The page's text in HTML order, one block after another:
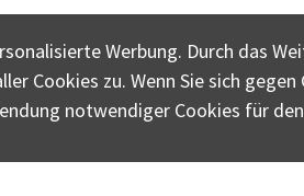
Werbung. Durch das
Cookies zu. Wenn Sie sich
notwendiger Cookies für
© COLLECTA
plus.ch ist eine